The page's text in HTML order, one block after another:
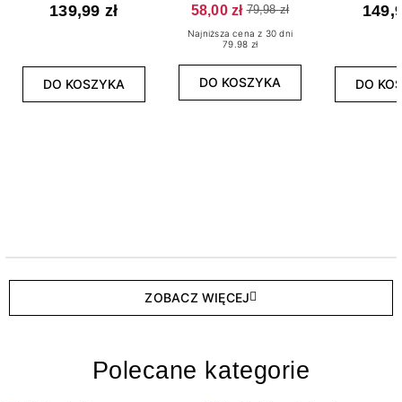
139,99 zł
DO KOSZYKA
58,00 zł 79,98 zł
Najniższa cena z 30 dni
79.98 zł
DO KOSZYKA DO
ZOBACZ WIĘCEJ
Polecane kategorie